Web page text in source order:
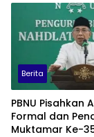
Tembang
Berita
PBNU Pisahkan
Formal dan
Muktamar Ke-